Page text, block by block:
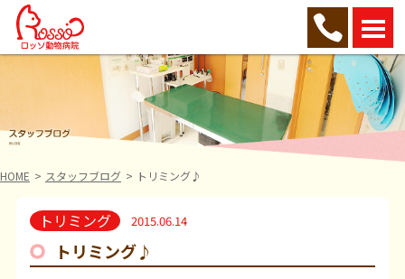
HOME スタッフブログ トリミング♪
トリミング 2015.06.14
トリミング♪